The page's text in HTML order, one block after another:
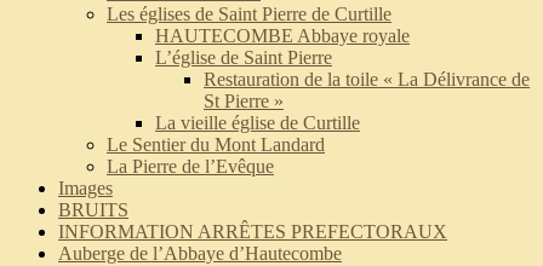
Les églises de Saint Pierre de Curtille
HAUTECOMBE Abbaye royale
L’église de Saint Pierre
Restauration de la toile « La Délivrance de
St Pierre »
La vieille église de Curtille
Le Sentier du Mont Landard
La Pierre de l’Evêque
Images
BRUITS
INFORMATION ARRÊTES PREFECTORAUX
Auberge de l’Abbaye d’Hautecombe